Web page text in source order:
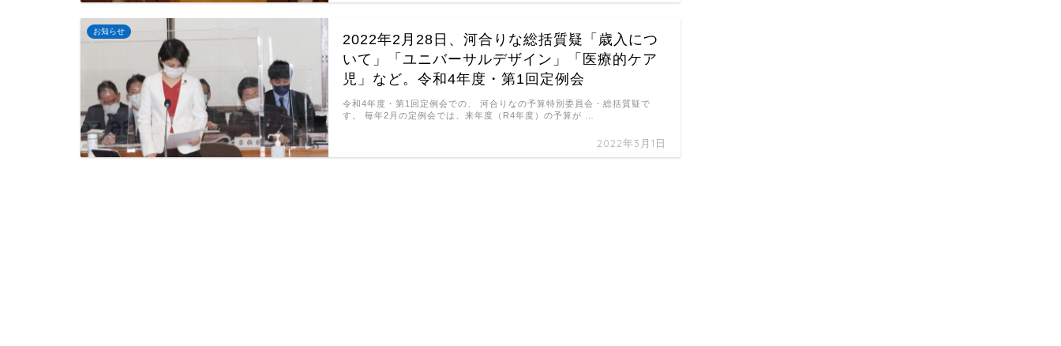
お知らせ
2022年2月28日、河合りな総括質疑「歳入につ
いて」「ユニバーサルデザイン」「医療的ケア
児」など。令和4年度・第1回定例会
2022年3月1日
令和4年度・第1回定例会での、 河合りなの予算特別委員会・総括質疑で
す。 毎年2月の定例会では、来年度（R4年度）の予算が …